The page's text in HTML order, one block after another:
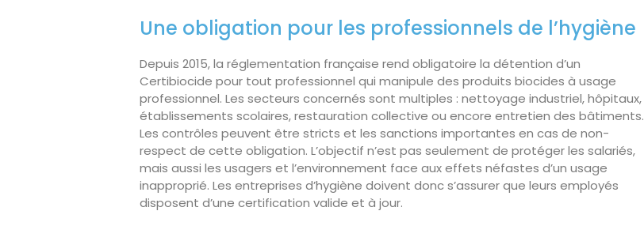
Une obligation pour les professionnels de l’hygiène
Depuis 2015, la réglementation française rend obligatoire la détention d’un
Certibiocide pour tout professionnel qui manipule des produits biocides à usage
professionnel. Les secteurs concernés sont multiples : nettoyage industriel, hôpitaux,
établissements scolaires, restauration collective ou encore entretien des bâtiments.
Les contrôles peuvent être stricts et les sanctions importantes en cas de non-
respect de cette obligation. L’objectif n’est pas seulement de protéger les salariés,
mais aussi les usagers et l’environnement face aux effets néfastes d’un usage
inapproprié. Les entreprises d’hygiène doivent donc s’assurer que leurs employés
disposent d’une certification valide et à jour.